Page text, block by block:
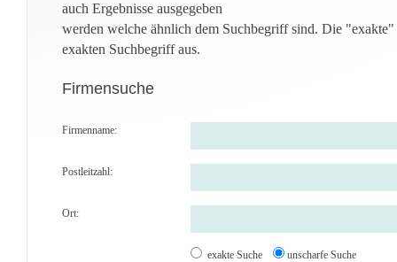
auch Ergebnisse ausgegeben
werden welche ähnlich dem Suchbegriff sind. Die
exakten Suchbegriff aus.
Firmensuche
Firmenname:
Postleitzahl:
Ort:
exakte Suche unscharfe Suche